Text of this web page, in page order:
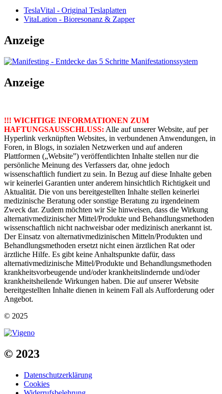
TeslaVital - Original Teslaplatten
VitaLation - Bioresonanz & Zapper
Anzeige
Anzeige
!!! WICHTIGE INFORMATIONEN ZUM
HAFTUNGSAUSSCHLUSS: Alle auf unserer Website, auf per
Hyperlink verknüpften Websites, in verbundenen Anwendungen, in
Foren, in Blogs, in sozialen Netzwerken und auf anderen
Plattformen („Website”) veröffentlichten Inhalte stellen nur die
persönliche Meinung des Verfassers dar, ohne jedoch
wissenschaftlich fundiert zu sein. In Bezug auf diese Inhalte geben
wir keinerlei Garantien unter anderem hinsichtlich Richtigkeit und
Aktualität. Die von uns bereitgestellten Inhalte stellen keinerlei
medizinische Beratung oder sonstige Beratung zu irgendeinem
Zweck dar. Zudem möchten wir Sie hinweisen, dass die Wirkung
alternativmedizinischer Mittel/Produkte und Behandlungsmethoden
wissenschaftlich nicht nachweisbar oder medizinisch anerkannt ist.
Der Einsatz von alternativmedizinischen Mitteln/Produkten und
Behandlungsmethoden ersetzt nicht einen ärztlichen Rat oder
ärztliche Hilfe. Es gibt keine Anhaltspunkte dafür, dass
alternativmedizinische Mittel/Produkte und Behandlungsmethoden
krankheitsvorbeugende und/oder krankheitslindernde und/oder
krankheitsheilende Wirkungen haben. Die auf unserer Website
bereitgestellten Inhalte dienen in keinem Fall als Aufforderung oder
Angebot.
© 2025
© 2023
Datenschutzerklärung
Cookies